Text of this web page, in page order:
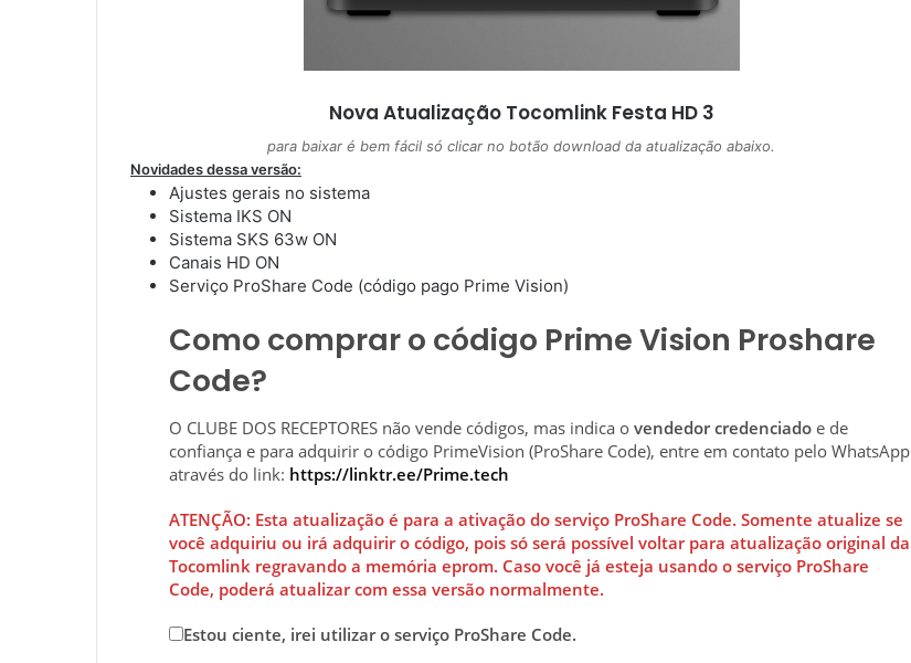
Nova Atualização Tocomlink Festa HD 3
para baixar é bem fácil só clicar no botão download da atualização abaixo.
Novidades dessa versão:
Ajustes gerais no sistema
Sistema IKS ON
Sistema SKS 63w ON
Canais HD ON
Serviço ProShare Code (código pago Prime Vision)
Como comprar o código Prime Vision Proshare
Code?
O CLUBE DOS RECEPTORES não vende códigos, mas indica o vendedor credenciado e de
confiança e para adquirir o código PrimeVision (ProShare Code), entre em contato pelo WhatsApp
através do link: https://linktr.ee/Prime.tech
ATENÇÃO: Esta atualização é para a ativação do serviço ProShare Code. Somente atualize se
você adquiriu ou irá adquirir o código, pois só será possível voltar para atualização original da
Tocomlink regravando a memória eprom. Caso você já esteja usando o serviço ProShare
Code, poderá atualizar com essa versão normalmente.
Estou ciente, irei utilizar o serviço ProShare Code.